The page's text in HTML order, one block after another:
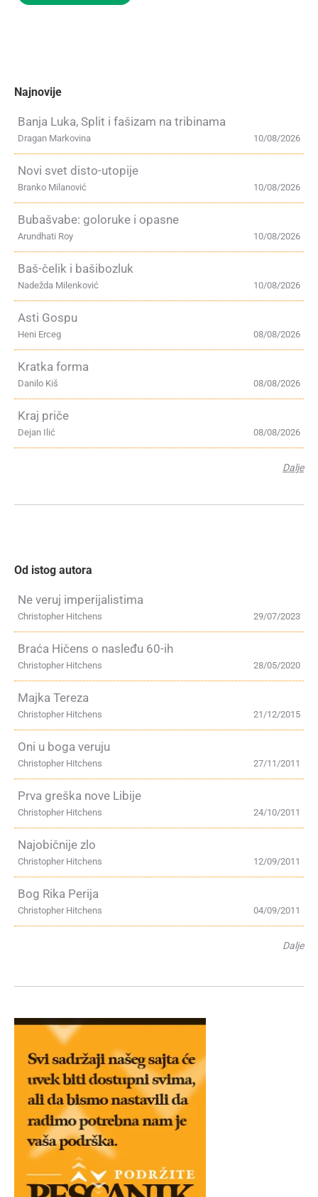
Najnovije
Banja Luka, Split i fašizam na tribinama
10/08/2026
Dragan Markovina
Novi svet disto-utopije
10/08/2026
Branko Milanović
Bubašvabe: goloruke i opasne
10/08/2026
Arundhati Roy
Baš-čelik i bašibozluk
10/08/2026
Nadežda Milenković
Asti Gospu
08/08/2026
Heni Erceg
Kratka forma
08/08/2026
Danilo Kiš
Kraj priče
08/08/2026
Dejan Ilić
Dalje
Od istog autora
Ne veruj imperijalistima
29/07/2023
Christopher Hitchens
Braća Hičens o nasleđu 60-ih
28/05/2020
Christopher Hitchens
Majka Tereza
21/12/2015
Christopher Hitchens
Oni u boga veruju
27/11/2011
Christopher Hitchens
Prva greška nove Libije
24/10/2011
Christopher Hitchens
Najobičnije zlo
12/09/2011
Christopher Hitchens
Bog Rika Perija
04/09/2011
Christopher Hitchens
Dalje